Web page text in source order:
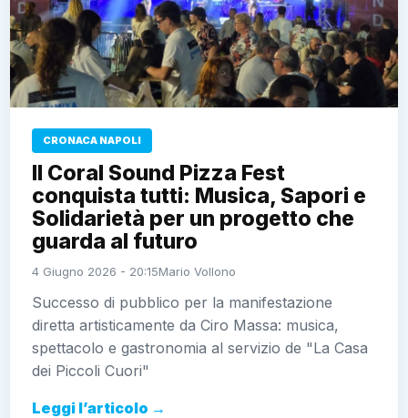
CRONACA NAPOLI
Il Coral Sound Pizza Fest
conquista tutti: Musica, Sapori e
Solidarietà per un progetto che
guarda al futuro
4 Giugno 2026 - 20:15Mario Vollono
Successo di pubblico per la manifestazione
diretta artisticamente da Ciro Massa: musica,
spettacolo e gastronomia al servizio de "La Casa
dei Piccoli Cuori"
Leggi l’articolo →